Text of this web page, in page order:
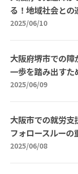
る！地域社会と
2025/06/10
大阪府堺市での
一歩を踏み出すた
2025/06/09
大阪市での就労
フォロースルーの
2025/06/08